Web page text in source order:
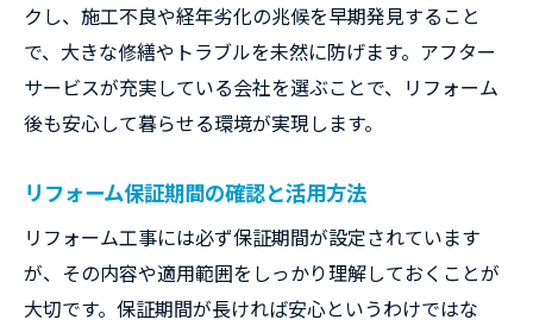
クし、施工不良や経年劣化の兆候を早期発見すること
で、大きな修繕やトラブルを未然に防げます。アフター
サービスが充実している会社を選ぶことで、リフォーム
後も安心して暮らせる環境が実現します。
リフォーム保証期間の確認と活用方法
リフォーム工事には必ず保証期間が設定されています
が、その内容や適用範囲をしっかり理解しておくことが
大切です。保証期間が長ければ安心というわけではな